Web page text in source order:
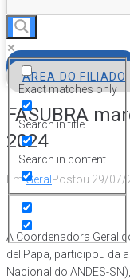
Exact matches only
Search in title
Search in content
ÁREA DO FILIADO
FASUBRA
2024
EmGeral Postou 29/07/
A Coordenadora Geral
del Papa, participou da
Nacional do ANDES-